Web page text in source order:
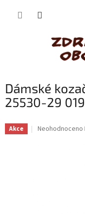
Dámské
25530-29
Akce
Průměrné
Neohodnoceno